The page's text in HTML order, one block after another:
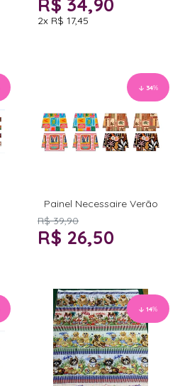
2x R$ 17,45
34%
Painel Necessaire Verão
R$ 39,90
R$ 26,50
14%